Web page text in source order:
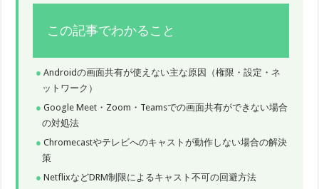
この記事でわかること
Androidの画面共有が使えない主な原因（権限・設定・ネ
ットワーク）
Google Meet・Zoom・Teamsでの画面共有ができない場合
の対処法
Chromecastやテレビへのキャストが動作しない場合の解決
策
NetflixなどDRM制限によるキャスト不可の回避方法